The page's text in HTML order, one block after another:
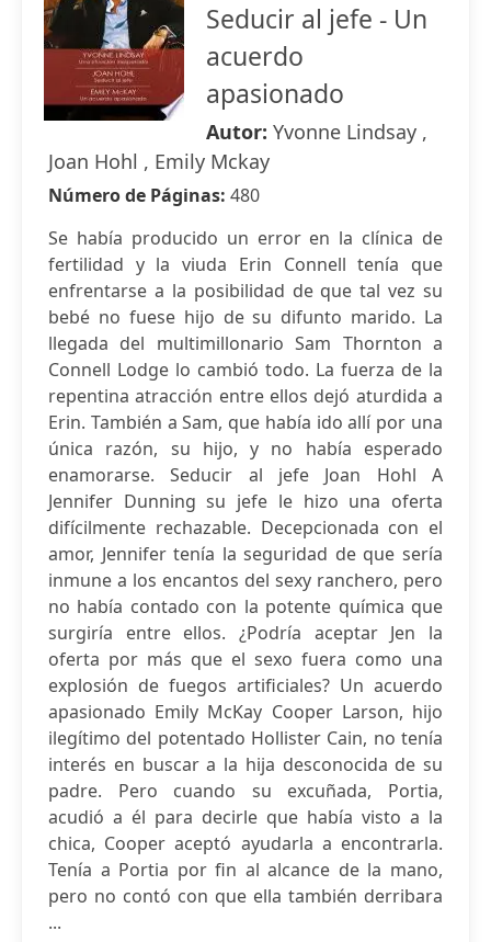
Seducir al jefe - Un
acuerdo
apasionado
Autor: Yvonne Lindsay ,
Joan Hohl , Emily Mckay
Número de Páginas: 480
Se había producido un error en la clínica de
fertilidad y la viuda Erin Connell tenía que
enfrentarse a la posibilidad de que tal vez su
bebé no fuese hijo de su difunto marido. La
llegada del multimillonario Sam Thornton a
Connell Lodge lo cambió todo. La fuerza de la
repentina atracción entre ellos dejó aturdida a
Erin. También a Sam, que había ido allí por una
única razón, su hijo, y no había esperado
enamorarse. Seducir al jefe Joan Hohl A
Jennifer Dunning su jefe le hizo una oferta
difícilmente rechazable. Decepcionada con el
amor, Jennifer tenía la seguridad de que sería
inmune a los encantos del sexy ranchero, pero
no había contado con la potente química que
surgiría entre ellos. ¿Podría aceptar Jen la
oferta por más que el sexo fuera como una
explosión de fuegos artificiales? Un acuerdo
apasionado Emily McKay Cooper Larson, hijo
ilegítimo del potentado Hollister Cain, no tenía
interés en buscar a la hija desconocida de su
padre. Pero cuando su excuñada, Portia,
acudió a él para decirle que había visto a la
chica, Cooper aceptó ayudarla a encontrarla.
Tenía a Portia por fin al alcance de la mano,
pero no contó con que ella también derribara
...